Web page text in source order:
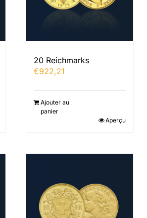
20 Reichmarks
€922,21
Ajouter au
panier
Aperçu